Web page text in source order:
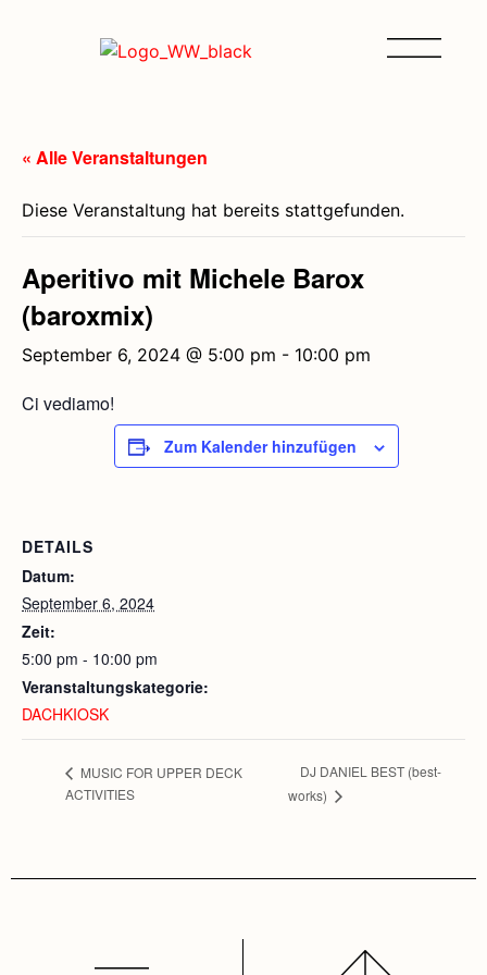
« Alle Veranstaltungen
Diese Veranstaltung hat bereits stattgefunden.
Aperitivo mit Michele Barox
(baroxmix)
September 6, 2024 @ 5:00 pm - 10:00 pm
Ci vediamo!
Zum Kalender hinzufügen
DETAILS
Datum:
September 6, 2024
Zeit:
5:00 pm - 10:00 pm
Veranstaltungskategorie:
DACHKIOSK
MUSIC FOR UPPER DECK
ACTIVITIES
DJ DANIEL BEST (best-
works)